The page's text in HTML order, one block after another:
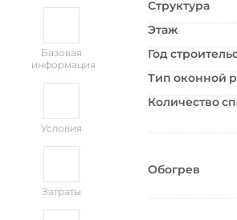
Базовая
информация
Условия
Затраты
Структура
Этаж
Год
Тип оконной
Количество
Обогрев